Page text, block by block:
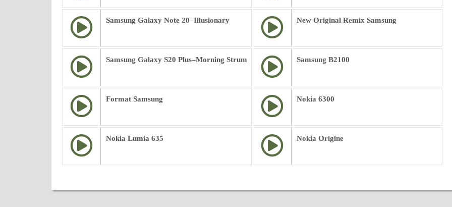
Samsung Galaxy Note 20–Illusionary New Original Remix Samsung
Samsung Galaxy S20 Plus–Morning Strum Samsung B2100
Format Samsung Nokia 6300
Nokia Lumia 635 Nokia Origine